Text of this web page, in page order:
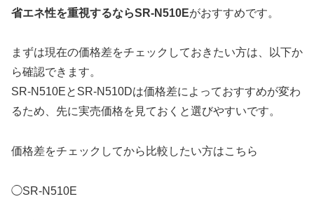
省エネ性を重視するならSR-N510Eがおすすめです。
まずは現在の価格差をチェックしておきたい方は、以下か
ら確認できます。
SR-N510EとSR-N510Dは価格差によっておすすめが変わ
るため、先に実売価格を見ておくと選びやすいです。
価格差をチェックしてから比較したい方はこちら
◯SR-N510E